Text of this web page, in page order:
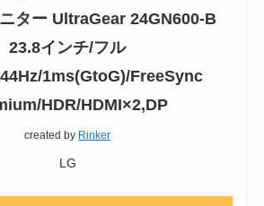
ター UltraGear 24GN600-B
23.8インチ/フル
1ms(GtoG)/FreeSync
HDR/HDMI×2,DP
created by Rinker
LG